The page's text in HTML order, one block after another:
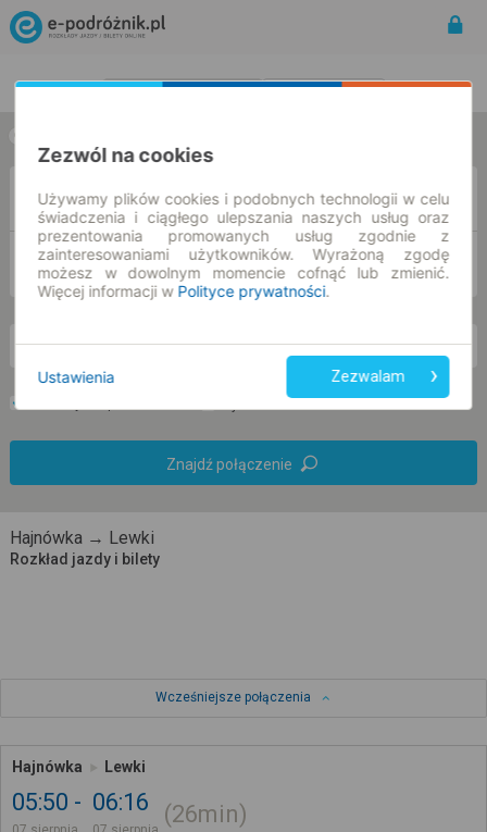
Z
DO
pt. 7 sie. -- : --
Znajdź połączenie
Hajnówka → Lewki
Rozkład jazdy i bilety
Wcześniejsze połączenia
Hajnówka Lewki
05:50 06:16 26min
Zezwól na cookies
Używamy plików cookies i podobnych technologii w celu
świadczenia i ciągłego ulepszania naszych usług oraz
prezentowania promowanych usług zgodnie z
zainteresowaniami użytkowników. Wyrażoną zgodę
możesz w dowolnym momencie cofnąć lub zmienić.
Więcej informacji w Polityce prywatności.
Ustawienia Zezwalam